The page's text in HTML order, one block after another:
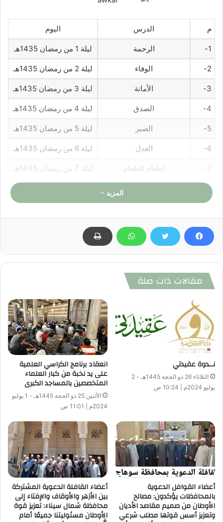
م الدرس اليوم
1- الرحمة ليلة 1 من رمضان 1435هـ
2- الوفاء ليلة 2 من رمضان 1435هـ
3- الأمانة ليلة 3 من رمضان 1435هـ
4- الصدق ليلة 4 من رمضان 1435هـ
5- الصبر ليلة 5 من رمضان 1435هـ
6- العدل ليلة 6 من رمضان 1435هـ
7- إطعام الطعام ليلة 7 من رمضان 1435هـ
8-
10- حسن المراقبة ليلة 10 من رمضان 1435هـ
11- الحلم ليلة 11 من رمضان 1435هـ
13- الحياء
1435هـ
14- المروءة
ليلة 14 من رمضان
1435هـ
15- ليلة 15 من رمضان 1435هـ
16- أدب الحوار ليلة 16 من رمضان 1435هـ
17- الانتفاع بالوقت ليلة 17 من رمضان 1435هـ
19- الكرم ليلة 19 من رمضان 1435هـ
20- النصح
ليلة 20 من رمضان
1435هـ
21- التعاون على البر والتقوى ليلة 21 من رمضان 1435هـ
22- التواضع
ليلة 22 من رمضان
1435هـ
المزيد
مقالات ذات صلة
نــدوة عقيدتي
الثلاثاء 26 ذو الحجة 1445هـ - 2
يوليو 2024م | 10:24 ص
انعقاد برنامج الكراسي العلمية
على يد نخبة من كبار العلماء
المتخصصين بالمساجد الكبرى
الأثنين 25 ذو الحجة 1445هـ - 1 يوليو
2024م | 11:01 ص
أعضاء القوافل الدعوية
بالمحافظات يؤكدون: مصالح
الأوطان من صميم مقاصد الأديان
وتعزيز أسس قوتها مطلب شرعي
أعضاء القافلة الدعوية المشتركة
بين الأزهر والأوقاف والإفتاء إلى
محافظة شمال سيناء: تعزيز قوة
الأوطان مسئوليتنا جميعًا أمام